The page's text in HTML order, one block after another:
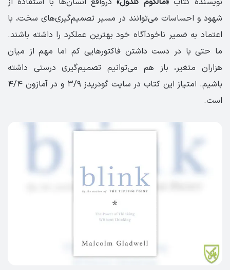
شهود و احساسات می‌توانند در مسیر تصمیم‌گیری‌های سخت، با
اعتماد به ضمیر ناخودآگاه خود بهترین عملکرد را داشته باشند.
ما حتی با در دست داشتن فاکتورهایی کم اما مهم از میان
هزاران متغیر، باز هم می‌توانیم تصمیم‌گیری درستی داشته
باشیم. امتیاز این کتاب در سایت گودریدز ۳/۹ و در آمازون ۴/۴
است.